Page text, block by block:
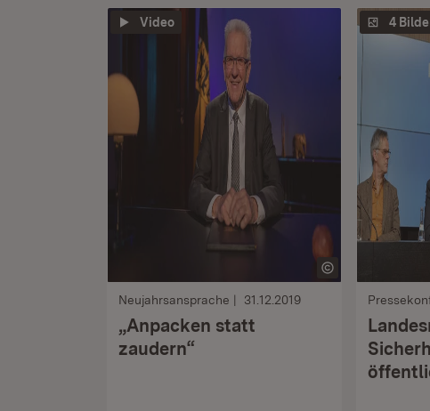
Video
Neujahrsansprache 31.12.2019
„Anpacken statt
zaudern“
4